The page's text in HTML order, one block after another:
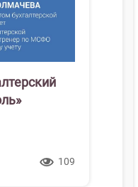
109